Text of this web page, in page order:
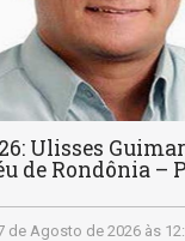
Ulisses
de Rondônia –
de Agosto de 2026 às